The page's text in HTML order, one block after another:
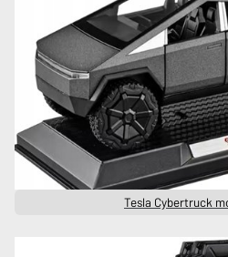
Tesla Cybertruck